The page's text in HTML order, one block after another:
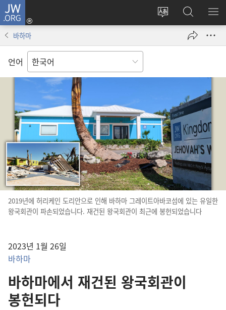
JW.ORG
사이트
변경
로그인
(새로운
열기)
JW.ORG
검색
메
바하마
언어
2019년에 허리케인 도리안으로 인해 바하마 그레이트아바코섬에 있는 유일한
왕국회관이 파손되었습니다. 재건된 왕국회관이 최근에 봉헌되었습니다
2023년 1월 26일
바하마
바하마에서 재건된 왕국회관이
봉헌되다